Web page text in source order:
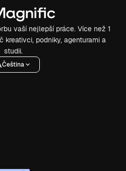
vaší nejlepší práce. Více než 1
kreativci, podniky, agenturami a
studii.
Čeština